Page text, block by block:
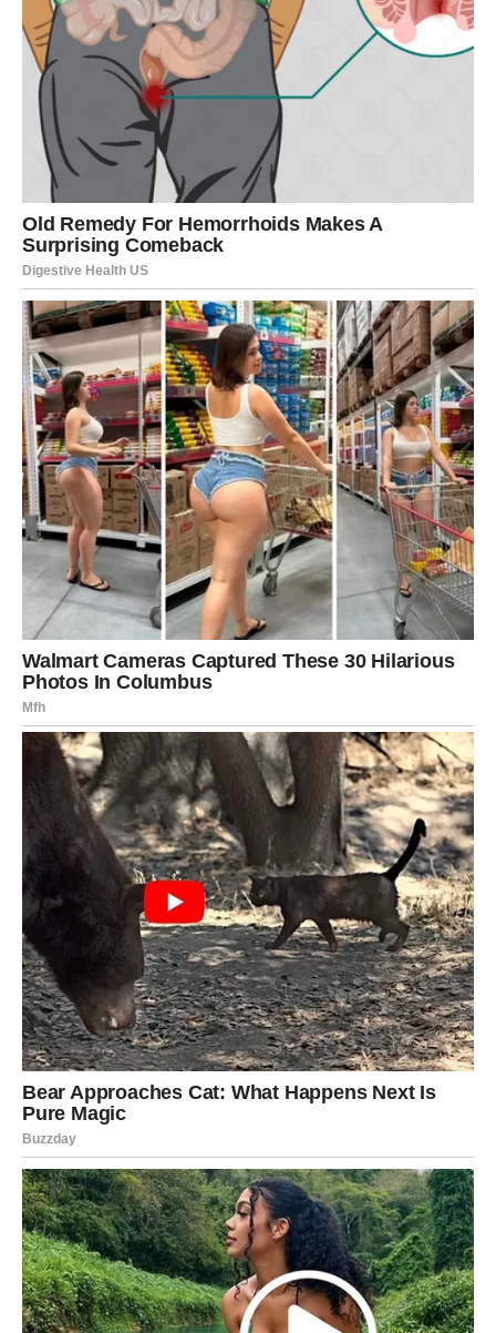
menja odnos između vas i partnera. Slobodne Škorpije
mogu osetiti da ih neko posmatra sa posebnim
interesovanjem. Na poslu je važno da ostanete smireni i
da ne reagujete impulsivno.
STRELAC
Strelčevi će tokom četvrtka biti puni optimizma i želje za
promenama. Ovo je dobar dan za planiranje putovanja,
susrete sa prijateljima ili započinjanje nečeg novog. U
ljubavi može doći do zanimljivog razgovora koji vam daje
novu perspektivu. Slobodni Strelčevi mogu upoznati
osobu koja će ih privući svojom energijom i načinom
razmišljanja. Na poslovnom planu moguća je nova ideja
koja će vam kasnije doneti korist.
JARAC
Jarčevi tokom četvrtka mogu biti fokusirani na obaveze i
planove za budućnost. Ovo je dan u kojem možete doneti
važnu odluku vezanu za posao ili finansije. U ljubavi je
moguće da ćete dobiti znak pažnje od osobe koja vam
mnogo znači. Slobodni Jarčevi mogu shvatiti da neko iz
njihovog okruženja pokazuje interesovanje za njih. Važno
je da verujete svojoj intuiciji.
VODOLIJA
Vodolije tokom četvrtka mogu doživeti zanimljive susrete
i razgovore. Ovo je dan u kojem možete čuti nešto što će
vam otvoriti novu perspektivu. U ljubavi je moguće
iznenađenje – neko može pokazati emocije koje do sada
nije jasno pokazivao. Slobodne Vodolije mogu upoznati
osobu koja ih privlači svojom originalnošću. Na poslu je
važno da ostanete fokusirani na svoje ciljeve.
RIBE
Ribe tokom četvrtka mogu osetiti potrebu za mirom i
introspekcijom. Ovo je dobar dan da se posvetite sebi i
svojim mislima. U ljubavi je moguće da ćete dobiti znak
pažnje koji će vam pokazati koliko nekome značite.
Slobodne Ribe mogu razmišljati o jednoj osobi iz
prošlosti. Na poslovnom planu moguće su nove ideje koje
će vam pomoći da rešite problem koji vas je mučio.